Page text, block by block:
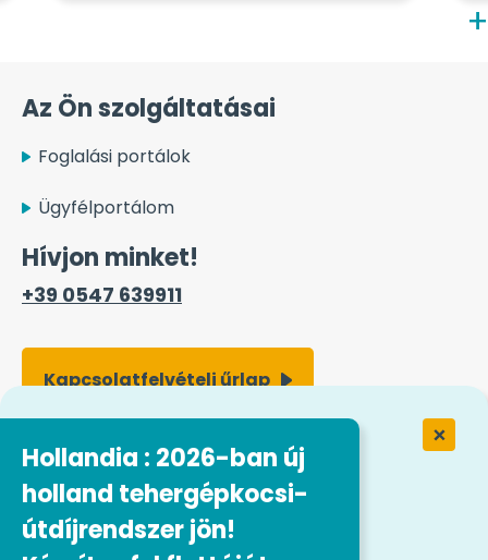
Hollandia : 2026-ban új
holland tehergépkocsi-
útdíjrendszer jön!
Az Ön szolgáltatásai
Foglalási portálok
Ügyfélportálom
Hívjon minket!
+39 0547 639911
Kapcsolatfelvételi űrlap
Munka az Easytrip Transport
Services
Állásajánlataink